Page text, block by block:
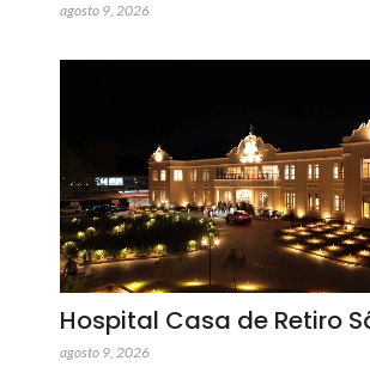
agosto 9, 2026
Hospital Casa de Retiro
agosto 9, 2026